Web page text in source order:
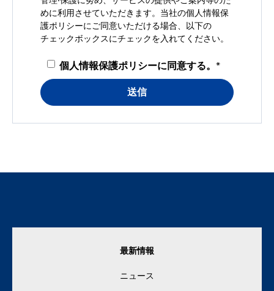
めに利用させていただきます。当社の個人情報保
護ポリシーにご同意いただける場合、以下の
チェックボックスにチェックを入れてください。
個人情報保護ポリシーに同意する。*
最新情報
ニュース